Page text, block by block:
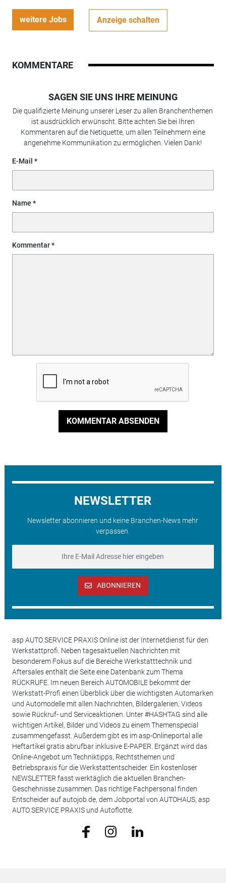
weitere Jobs Anzeige schalten
KOMMENTARE
SAGEN SIE UNS IHRE MEINUNG
Die qualifizierte Meinung unserer Leser zu allen Branchenthemen
ist ausdrücklich erwünscht. Bitte achten Sie bei Ihren
Kommentaren auf die Netiquette, um allen Teilnehmern eine
angenehme Kommunikation zu ermöglichen. Vielen Dank!
E-Mail
Name
Kommentar
KOMMENTAR ABSENDEN
NEWSLETTER
Newsletter abonnieren und keine Branchen-News mehr
verpassen.
ABONNIEREN
asp AUTO SERVICE PRAXIS Online ist der Internetdienst für den
Werkstattprofi. Neben tagesaktuellen Nachrichten mit
besonderem Fokus auf die Bereiche Werkstatttechnik und
Aftersales enthält die Seite eine Datenbank zum Thema
RÜCKRUFE. Im neuen Bereich AUTOMOBILE bekommt der
Werkstatt-Profi einen Überblick über die wichtigsten Automarken
und Automodelle mit allen Nachrichten, Bildergalerien, Videos
sowie Rückruf- und Serviceaktionen. Unter #HASHTAG sind alle
wichtigen Artikel, Bilder und Videos zu einem Themenspecial
zusammengefasst. Außerdem gibt es im asp-Onlineportal alle
Heftartikel gratis abrufbar inklusive E-PAPER. Ergänzt wird das
Online-Angebot um Techniktipps, Rechtsthemen und
Betriebspraxis für die Werkstattentscheider. Ein kostenloser
NEWSLETTER fasst werktäglich die aktuellen Branchen-
Geschehnisse zusammen. Das richtige Fachpersonal finden
Entscheider auf autojob.de, dem Jobportal von AUTOHAUS, asp
AUTO SERVICE PRAXIS und Autoflotte.